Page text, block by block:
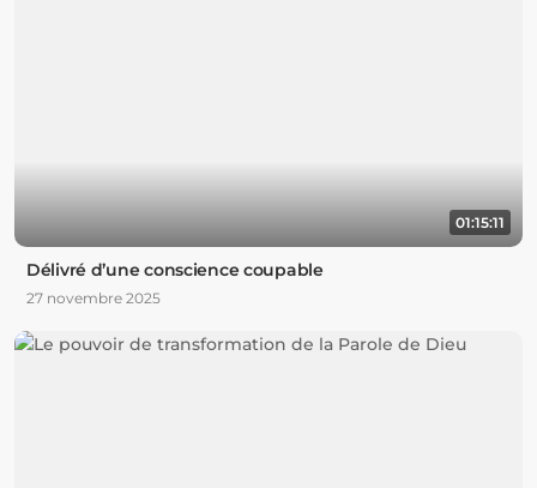
01:15:11
Délivré d’une conscience coupable
27 novembre 2025